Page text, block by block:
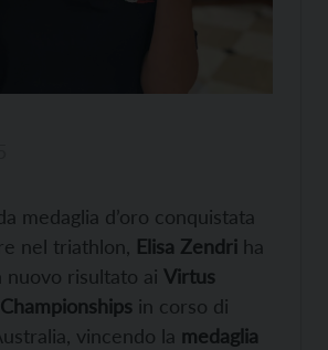
medaglia d’oro conquistata
nel triathlon, Elisa Zendri ha
nuovo risultato ai Virtus
in corso di
vincendo la medaglia